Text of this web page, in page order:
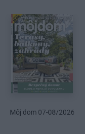
Môj dom 07-08/2026